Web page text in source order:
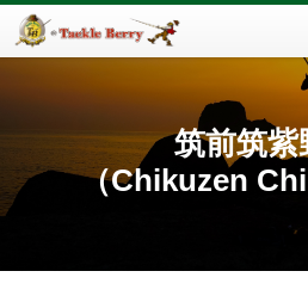
筑前筑紫
（Chikuzen